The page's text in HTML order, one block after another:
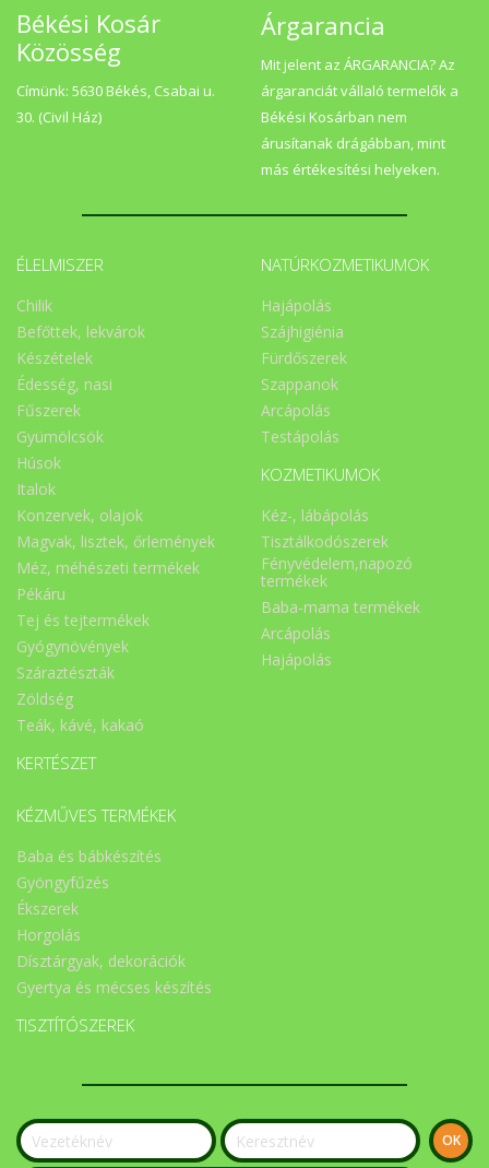
Békési Kosár
Közösség
Címünk: 5630 Békés, Csabai u.
30. (Civil Ház)
Árgarancia
Mit jelent az ÁRGARANCIA? Az
árgaranciát vállaló termelők a
Békési Kosárban nem
árusítanak drágábban, mint
más értékesítési helyeken.
ÉLELMISZER
Chilik
Befőttek, lekvárok
Készételek
Édesség, nasi
Fűszerek
Gyümölcsök
Húsok
Italok
Konzervek, olajok
Magvak, lisztek, őrlemények
Méz, méhészeti termékek
Pékáru
Tej és tejtermékek
Gyógynövények
Száraztészták
Zöldség
Teák, kávé, kakaó
KERTÉSZET
NATÚRKOZMETIKUMOK
Hajápolás
Szájhigiénia
Fürdőszerek
Szappanok
Arcápolás
Testápolás
KOZMETIKUMOK
Kéz-, lábápolás
Tisztálkodószerek
Fényvédelem,napozó
termékek
Baba-mama termékek
Arcápolás
Hajápolás
KÉZMŰVES TERMÉKEK
Baba és bábkészítés
Gyöngyfűzés
Ékszerek
Horgolás
Dísztárgyak, dekorációk
Gyertya és mécses készítés
TISZTÍTÓSZEREK